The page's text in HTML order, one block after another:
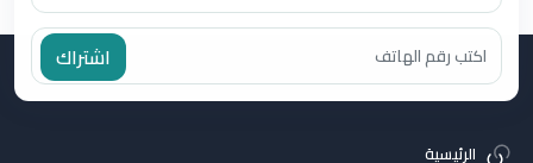
اشتراك
الرئيسية